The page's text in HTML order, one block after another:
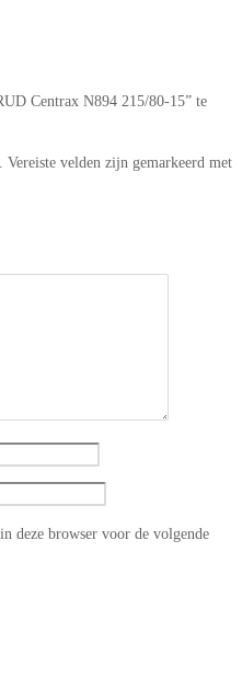
Centrax N894 215/80-15” te
Vereiste velden zijn gemarkeerd met
deze browser voor de volgende